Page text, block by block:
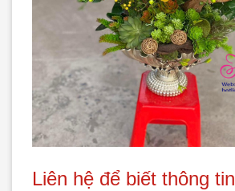
Liên hệ để biết thông tin